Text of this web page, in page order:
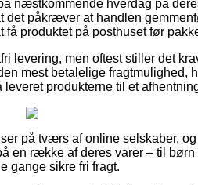
næstkommende hverdag på
påkræver at handlen
produktet på posthuset før
levering, men oftest stiller det
mest betalelige fragtmulighed,
produkterne til et
på tværs af online selskaber,
en række af deres varer – til
gange sikre fri fragt.